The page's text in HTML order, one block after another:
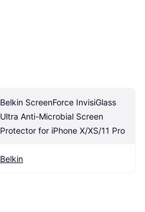
Belkin ScreenForce InvisiGlass
Ultra Anti-Microbial Screen
Protector for iPhone X/XS/11 Pro
Belkin